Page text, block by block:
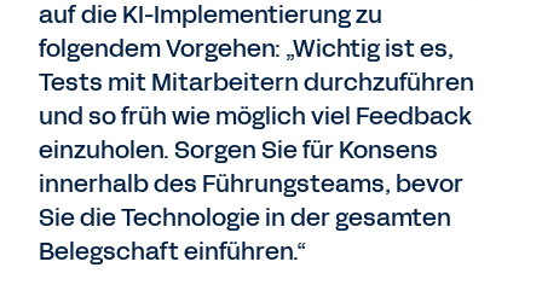
auf die KI-Implementierung zu
folgendem Vorgehen: „Wichtig ist es,
Tests mit Mitarbeitern durchzuführen
und so früh wie möglich viel Feedback
einzuholen. Sorgen Sie für Konsens
innerhalb des Führungsteams, bevor
Sie die Technologie in der gesamten
Belegschaft einführen.“